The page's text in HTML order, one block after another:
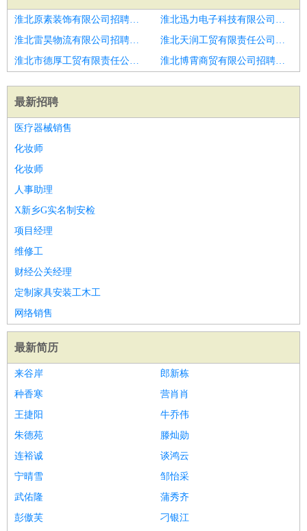
淮北原素装饰有限公司招聘智能合约审计工程师
淮北迅力电子科技有限公司招聘内控
淮北雷昊物流有限公司招聘审计经理
淮北天润工贸有限责任公司招聘数字化审计
淮北市德厚工贸有限责任公司招聘审计助理
淮北博霄商贸有限公司招聘潍坊市审计员招聘
最新招聘
医疗器械销售
化妆师
化妆师
人事助理
X新乡G实名制安检
项目经理
维修工
财经公关经理
定制家具安装工木工
网络销售
最新简历
来谷岸
郎新栋
种香寒
营肖肖
王捷阳
牛乔伟
朱德苑
滕灿勋
连裕诚
谈鸿云
宁晴雪
邹怡采
武佑隆
蒲秀齐
彭傲芙
刁银江